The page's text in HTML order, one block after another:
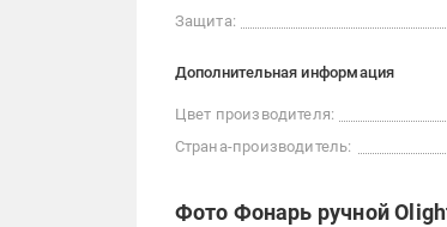
Защита:
Дополнительная информация
Цвет производителя:
Страна-производитель:
Фото Фонарь ручной